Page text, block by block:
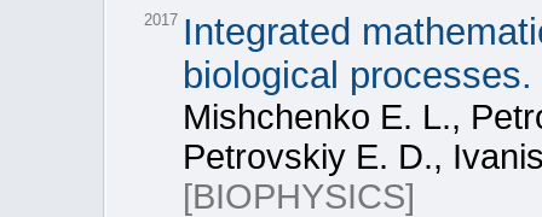
2017 Integrated
biological processes.
Mishchenko E. L.,
Petrovskiy E. D.,
[BIOPHYSICS]